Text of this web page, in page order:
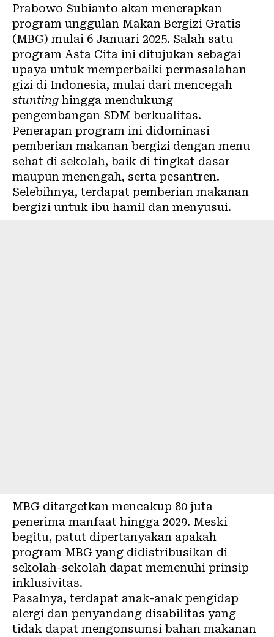
Prabowo Subianto akan menerapkan
program unggulan Makan Bergizi Gratis
(MBG) mulai 6 Januari 2025. Salah satu
program Asta Cita ini ditujukan sebagai
upaya untuk memperbaiki permasalahan
gizi di Indonesia, mulai dari mencegah
stunting hingga mendukung
pengembangan SDM berkualitas.
Penerapan program ini didominasi
pemberian makanan bergizi dengan menu
sehat di sekolah, baik di tingkat dasar
maupun menengah, serta pesantren.
Selebihnya, terdapat pemberian makanan
bergizi untuk ibu hamil dan menyusui.
MBG ditargetkan mencakup 80 juta
penerima manfaat hingga 2029. Meski
begitu, patut dipertanyakan apakah
program MBG yang didistribusikan di
sekolah-sekolah dapat memenuhi prinsip
inklusivitas.
Pasalnya, terdapat anak-anak pengidap
alergi dan penyandang disabilitas yang
tidak dapat mengonsumsi bahan makanan